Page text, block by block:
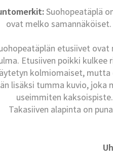
Suohopeatäplä
ovat melko
etusiivet
Etusiiven poikki
kolmiomaiset, mutta
lisäksi tumma kuvio, joka
useimmiten
Takasiiven alapinta on